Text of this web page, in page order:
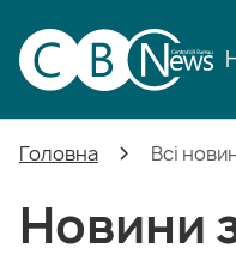
Головна Всі
Новини